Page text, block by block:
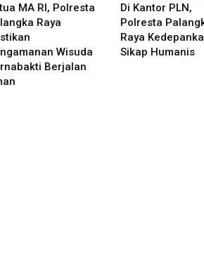
MA RI, Polresta
Raya
Wisuda
Berjalan
Di Kantor PLN,
Polresta
Raya
Sikap Humanis